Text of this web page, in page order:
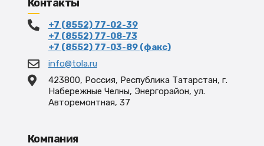
Контакты
+7 (8552) 77-02-39
+7 (8552) 77-08-73
+7 (8552) 77-03-89 (факс)
info@tola.ru
423800, Россия, Республика Татарстан, г.
Набережные Челны, Энергорайон, ул.
Авторемонтная, 37
Компания